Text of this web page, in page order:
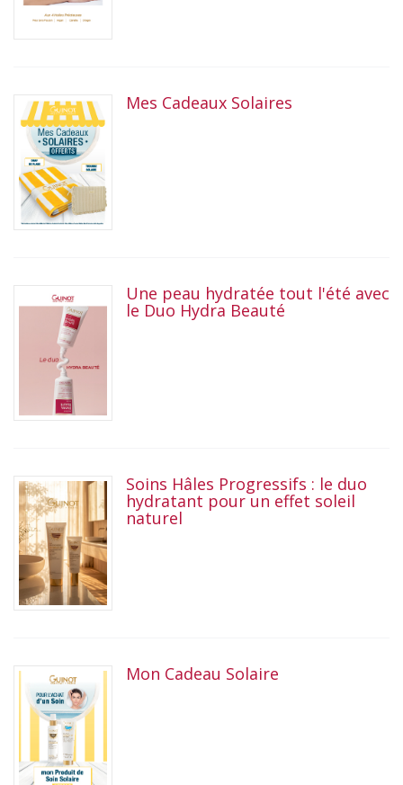
Mes Cadeaux Solaires
Une peau hydratée tout l'été avec
le Duo Hydra Beauté
Soins Hâles Progressifs : le duo
hydratant pour un effet soleil
naturel
Mon Cadeau Solaire